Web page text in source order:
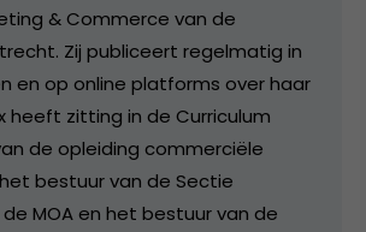
& Commerce van de
Zij publiceert regelmatig in
en op online platforms over haar
heeft zitting in de Curriculum
de opleiding commerciële
bestuur van de Sectie
MOA en het bestuur van de